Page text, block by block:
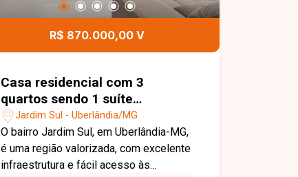
contato para mais informações e
excelente oportunidade comercial.
R$ 870.000,00 V
Casa residencial com 3
quartos sendo 1 suíte
disponível para venda no bairro
Jardim Sul em Uberlândia-MG
Jardim Sul - Uberlândia/MG
O bairro Jardim Sul, em Uberlândia-MG,
é uma região valorizada, com excelente
infraestrutura e fácil acesso às